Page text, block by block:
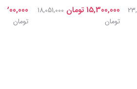
15,300,000 تومان
18,051,000
تومان
13,200,000
تومان